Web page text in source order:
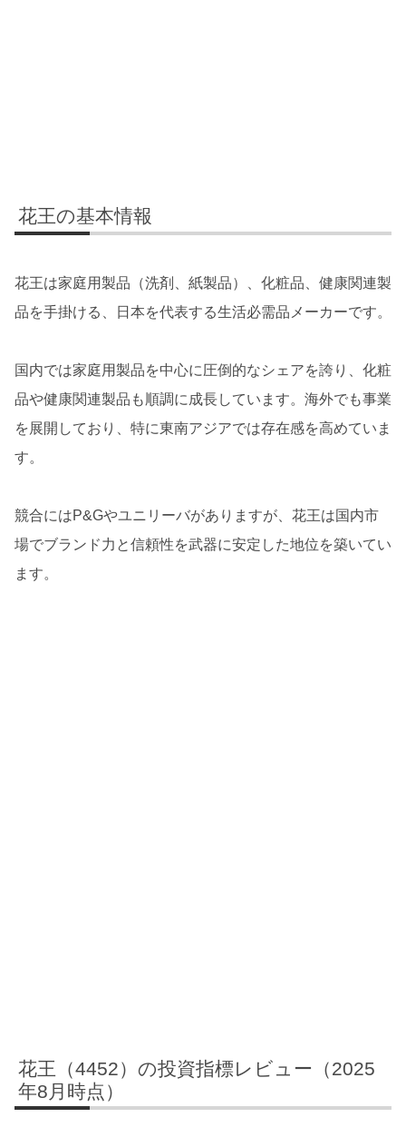
花王の基本情報
花王は家庭用製品（洗剤、紙製品）、化粧品、健康関連製
品を手掛ける、日本を代表する生活必需品メーカーです。
国内では家庭用製品を中心に圧倒的なシェアを誇り、化粧
品や健康関連製品も順調に成長しています。海外でも事業
を展開しており、特に東南アジアでは存在感を高めていま
す。
競合にはP&Gやユニリーバがありますが、花王は国内市
場でブランド力と信頼性を武器に安定した地位を築いてい
ます。
花王（4452）の投資指標レビュー（2025
年8月時点）